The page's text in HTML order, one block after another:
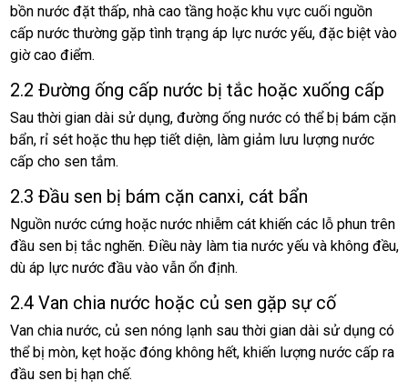
bồn nước đặt thấp, nhà cao tầng hoặc khu vực cuối nguồn
cấp nước thường gặp tình trạng áp lực nước yếu, đặc biệt vào
giờ cao điểm.
2.2 Đường ống cấp nước bị tắc hoặc xuống cấp
Sau thời gian dài sử dụng, đường ống nước có thể bị bám cặn
bẩn, rỉ sét hoặc thu hẹp tiết diện, làm giảm lưu lượng nước
cấp cho sen tắm.
2.3 Đầu sen bị bám cặn canxi, cát bẩn
Nguồn nước cứng hoặc nước nhiễm cát khiến các lỗ phun trên
đầu sen bị tắc nghẽn. Điều này làm tia nước yếu và không đều,
dù áp lực nước đầu vào vẫn ổn định.
2.4 Van chia nước hoặc củ sen gặp sự cố
Van chia nước, củ sen nóng lạnh sau thời gian dài sử dụng có
thể bị mòn, kẹt hoặc đóng không hết, khiến lượng nước cấp ra
đầu sen bị hạn chế.